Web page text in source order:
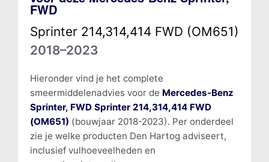
FWD
Sprinter 214,314,414 FWD (OM651)
2018–2023
Hieronder vind je het complete
smeermiddelenadvies voor de Mercedes-Benz
Sprinter, FWD Sprinter 214,314,414 FWD
(OM651) (bouwjaar 2018-2023). Per onderdeel
zie je welke producten Den Hartog adviseert,
inclusief vulhoeveelheden en